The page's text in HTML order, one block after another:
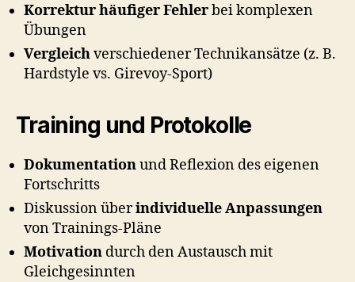
Korrektur häufiger Fehlerbei komplexen
Übungen
Vergleichverschiedener Technikansätze (z. B.
Hardstyle vs. Girevoy-Sport)
Training und Protokolle
Dokumentationund Reflexion des eigenen
Fortschritts
Diskussion überindividuelle Anpassungen
von Trainings-Pläne
Motivation durch den Austausch mit
Gleichgesinnten